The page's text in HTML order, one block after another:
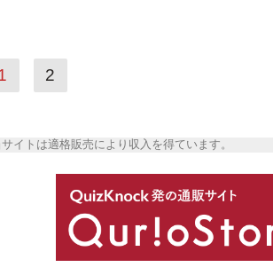
2
イトは適格販売により収入を得ています。